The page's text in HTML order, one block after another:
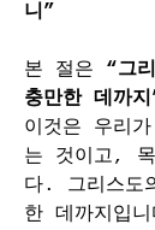
니”
본 절은 “그
충만한 데까지
이것은 우리
는 것이고, 목
다. 그리스도
한 데까지입